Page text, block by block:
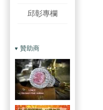
邱彰專欄
贊助商